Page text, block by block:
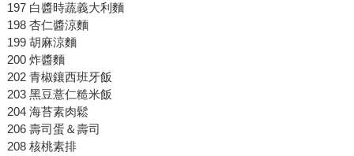
197 白醬時蔬義大利麵
198 杏仁醬涼麵
199 胡麻涼麵
200 炸醬麵
202 青椒鑲西班牙飯
203 黑豆薏仁糙米飯
204 海苔素肉鬆
206 壽司蛋＆壽司
208 核桃素排